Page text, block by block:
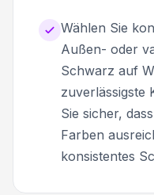
Wählen Sie
Außen- oder
Schwarz auf
zuverlässigste
Sie sicher,
Farben
konsistentes